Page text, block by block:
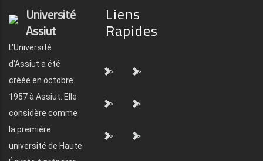
Université
Assiut
L'Université
d'Assiut a été
créée en octobre
1957 à Assiut. Elle
considère comme
la première
université de Haute
Liens
Rapides
"> ">
"> ">
"> ">